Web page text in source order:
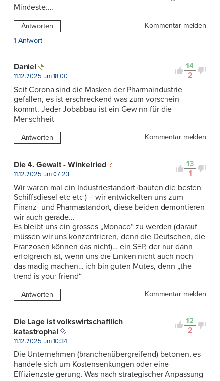
Mindeste….
Antworten
Kommentar melden
1 Antwort
14
2
Daniel
11.12.2025 um 18:00
Seit Corona sind die Masken der Pharmaindustrie
gefallen, es ist erschreckend was zum vorschein
kommt. Jeder Jobabbau ist ein Gewinn für die
Menschheit
Antworten Kommentar melden
13
1
Die 4. Gewalt - Winkelried
11.12.2025 um 07:23
Wir waren mal ein Industriestandort (bauten die besten
Schiffsdiesel etc etc ) – wir entwickelten uns zum
Finanz- und Pharmastandort, diese beiden demontieren
wir auch gerade…
Es bleibt uns ein grosses „Monaco“ zu werden (darauf
müssen wir uns konzentrieren, denn die Deutschen, die
Franzosen können das nicht)… ein SEP, der nur dann
erfolgreich ist, wenn uns die Linken nicht auch noch
das madig machen… ich bin guten Mutes, denn „the
trend is your friend“
Antworten Kommentar melden
12
2
Die Lage ist volkswirtschaftlich
katastrophal
11.12.2025 um 10:34
Die Unternehmen (branchenübergreifend) betonen, es
handele sich um Kostensenkungen oder eine
Effizienzsteigerung. Was nach strategischer Anpassung